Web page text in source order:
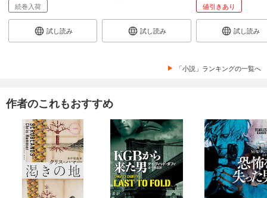
続巻入荷
試し読み 試し読み
値引きあり
試し読み
「小説」ランキングの一覧へ
作者のこれもおすすめ